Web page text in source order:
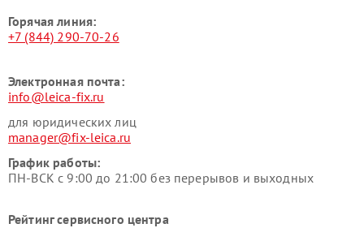
Горячая линия:
+7 (844) 290-70-26
Электронная почта:
info@leica-fix.ru
для юридических лиц
manager@fix-leica.ru
График работы:
ПН-ВСК с 9:00 до 21:00 без перерывов и выходных
Рейтинг сервисного центра